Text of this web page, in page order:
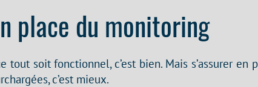
place du monitoring
tout soit fonctionnel, c’est bien. Mais s’assurer en
c’est mieux.